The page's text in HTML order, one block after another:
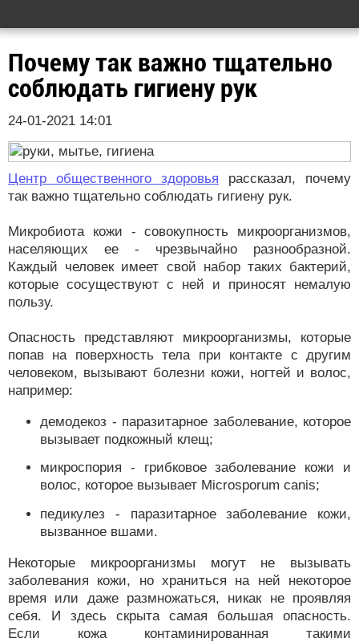
Почему так важно тщательно
соблюдать гигиену рук
24-01-2021 14:01
Центр общественного здоровья рассказал, почему
так важно тщательно соблюдать гигиену рук.
Микробиота кожи - совокупность микроорганизмов,
населяющих ее - чрезвычайно разнообразной.
Каждый человек имеет свой набор таких бактерий,
которые сосуществуют с ней и приносят немалую
пользу.
Опасность представляют микроорганизмы, которые
попав на поверхность тела при контакте с другим
человеком, вызывают болезни кожи, ногтей и волос,
например:
демодекоз - паразитарное заболевание, которое
вызывает подкожный клещ;
микроспория - грибковое заболевание кожи и
волос, которое вызывает Microsporum canis;
педикулез - паразитарное заболевание кожи,
вызванное вшами.
Некоторые микроорганизмы могут не вызывать
заболевания кожи, но храниться на ней некоторое
время или даже размножаться, никак не проявляя
себя. И здесь скрыта самая большая опасность.
Если кожа контаминированная такими